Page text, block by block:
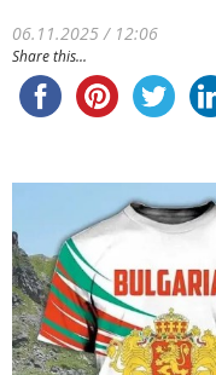
06.11.2025 / 12:06
Share this...